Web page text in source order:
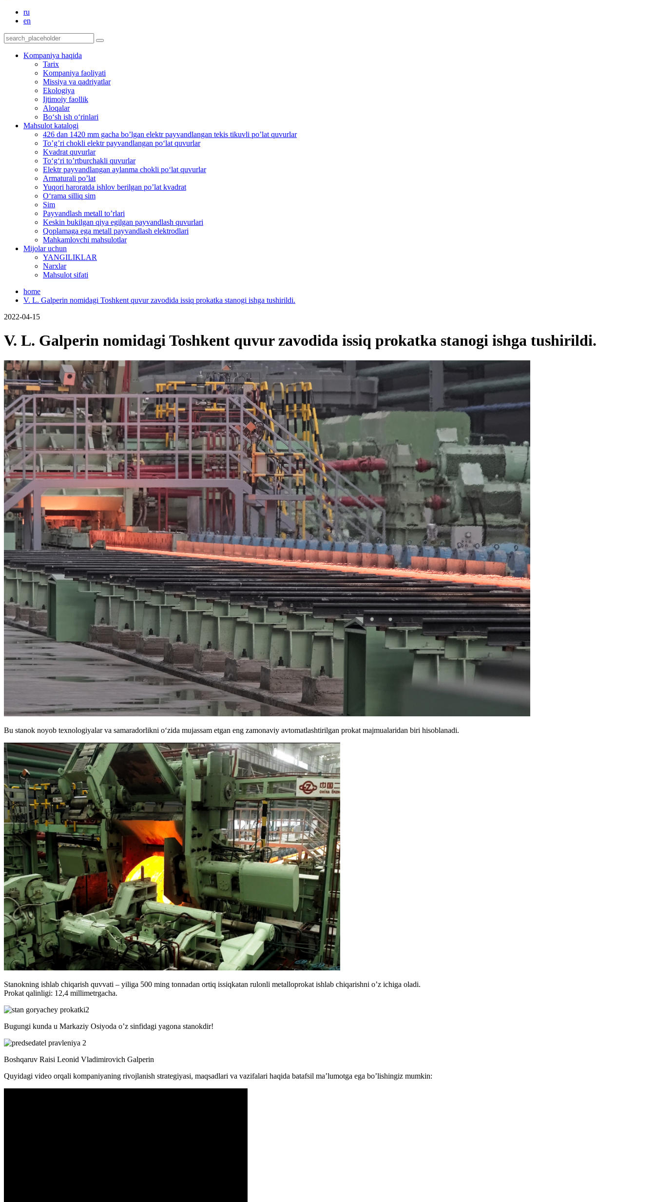
ru
en
Kompaniya haqida
Tarix
Kompaniya faoliyati
Missiya va qadriyatlar
Ekologiya
Ijtimoiy faollik
Aloqalar
Bo‘sh ish o‘rinlari
Mahsulot katalogi
426 dan 1420 mm gacha bo’lgan elektr payvandlangan tekis tikuvli po’lat quvurlar
To’g’ri chokli elektr payvandlangan po‘lat quvurlar
Kvadrat quvurlar
To‘g‘ri to’rtburchakli quvurlar
Elektr payvandlangan aylanma chokli po‘lat quvurlar
Armaturali po’lat
Yuqori haroratda ishlov berilgan po’lat kvadrat
O‘rama silliq sim
Sim
Payvandlash metall to’rlari
Keskin bukilgan qiya egilgan payvandlash quvurlari
Qoplamaga ega metall payvandlash elektrodlari
Mahkamlovchi mahsulotlar
Mijolar uchun
YANGILIKLAR
Narxlar
Mahsulot sifati
home
V. L. Galperin nomidagi Toshkent quvur zavodida issiq prokatka stanogi ishga tushirildi.
2022-04-15
V. L. Galperin nomidagi Toshkent quvur zavodida issiq prokatka stanogi ishga tushirildi.
Bu stanok noyob texnologiyalar va samaradorlikni o‘zida mujassam etgan eng zamonaviy avtomatlashtirilgan prokat majmualaridan biri hisoblanadi.
Stanokning ishlab chiqarish quvvati – yiliga 500 ming tonnadan ortiq issiqkatan rulonli metalloprokat ishlab chiqarishni o’z ichiga oladi.
Prokat qalinligi: 12,4 millimetrgacha.
Bugungi kunda u Markaziy Osiyoda o’z sinfidagi yagona stanokdir!
Boshqaruv Raisi Leonid Vladimirovich Galperin
Quyidagi video orqali kompaniyaning rivojlanish strategiyasi, maqsadlari va vazifalari haqida batafsil ma’lumotga ega bo’lishingiz mumkin: